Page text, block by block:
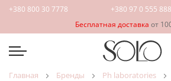
+380 800 30 7778 +380 97 0 555 888
Бесплатная доставка от
главная бренды
ph laboratories